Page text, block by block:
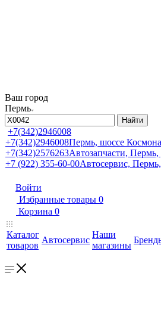
Ваш город
Пермь
Найти
+7(342)2946008
+7(342)2946008Пермь, шоссе
+7(342)2576263Автозапчасти, Пермь,
+7 (922) 355-60-00Автосервис,
Войти
Избранные товары 0
Корзина 0
Каталог
товаров
Автосервис
Наши
магазины